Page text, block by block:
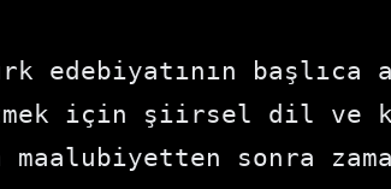
edebiyatının başlıca
için şiirsel dil ve
sonra